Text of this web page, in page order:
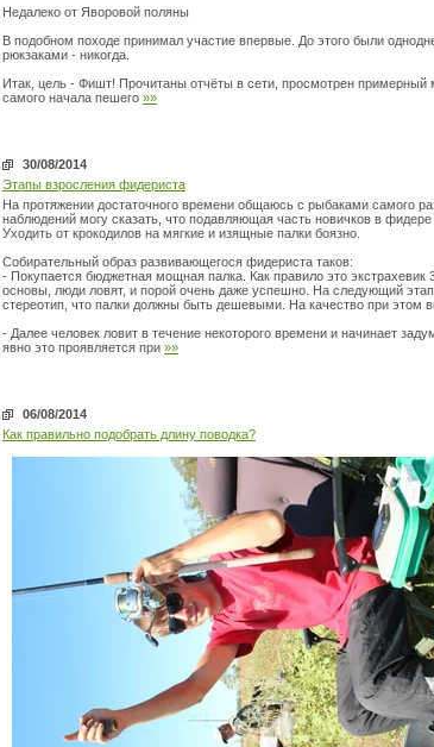
Недалеко от Яворовой поляны
В подобном походе принимал участие впервые. До этого были
рюкзаками - никогда.
Итак, цель - Фишт! Прочитаны отчёты в сети, просмотрен примерный
самого начала пешего »»
30/08/2014
Этапы взросления фидериста
На протяжении достаточного времени общаюсь с рыбаками самого
наблюдений могу сказать, что подавляющая часть новичков в
Уходить от крокодилов на мягкие и изящные палки боязно.
Собирательный образ развивающегося фидериста таков:
- Покупается бюджетная мощная палка. Как правило это
основы, люди ловят, и порой очень даже успешно. На следующий
стереотип, что палки должны быть дешевыми. На качество при этом
- Далее человек ловит в течение некоторого времени и начинает
явно это проявляется при »»
06/08/2014
Как правильно подобрать длину поводка?